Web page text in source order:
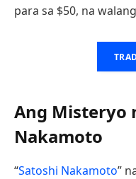
para sa $50, na
Ang Misteryo
Nakamoto
“Satoshi Nakamoto”